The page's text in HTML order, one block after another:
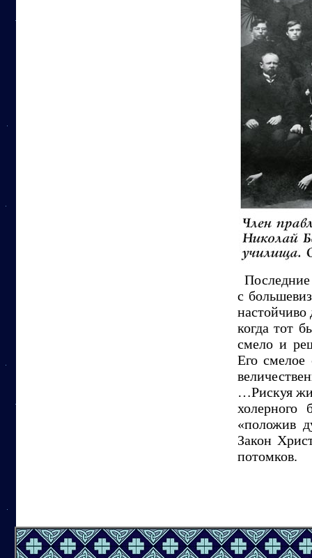
с
настойчиво
когда тот
смело и
Его смелое
…Рискуя
холерного
«положив
Закон
потомков.